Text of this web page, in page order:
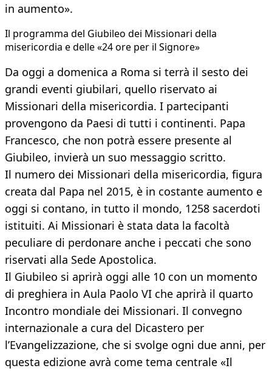
in aumento».
Il programma del Giubileo dei Missionari della
misericordia e delle «24 ore per il Signore»
Da oggi a domenica a Roma si terrà il sesto dei
grandi eventi giubilari, quello riservato ai
Missionari della misericordia. I partecipanti
provengono da Paesi di tutti i continenti. Papa
Francesco, che non potrà essere presente al
Giubileo, invierà un suo messaggio scritto.
Il numero dei Missionari della misericordia, figura
creata dal Papa nel 2015, è in costante aumento e
oggi si contano, in tutto il mondo, 1258 sacerdoti
istituiti. Ai Missionari è stata data la facoltà
peculiare di perdonare anche i peccati che sono
riservati alla Sede Apostolica.
Il Giubileo si aprirà oggi alle 10 con un momento
di preghiera in Aula Paolo VI che aprirà il quarto
Incontro mondiale dei Missionari. Il convegno
internazionale a cura del Dicastero per
l’Evangelizzazione, che si svolge ogni due anni, per
questa edizione avrà come tema centrale «Il